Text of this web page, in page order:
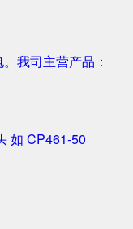
我司主营产品：
如 CP461-50